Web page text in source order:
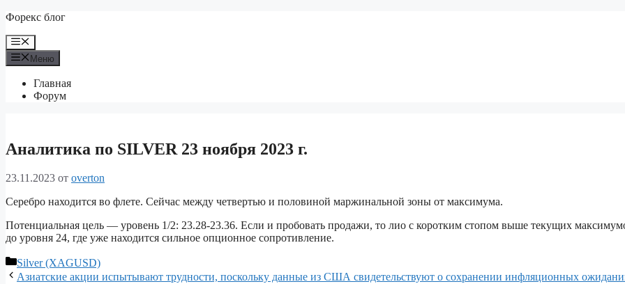
Перейти
содержимому
Форекс блог
Меню
Меню
Главная
Форум
Аналитика по SILVER 23 ноября 2023 г.
23.11.2023 от overton
Серебро находится во флете. Сейчас между четвертью и половиной маржинальной зоны от максимума.
Потенциальная цель — уровень 1/2: 23.28-23.36. Если и пробовать продажи, то лио с коротким стопом выше текущих
до уровня 24, где уже находится сильное опционное сопротивление.
Рубрики
Silver (XAGUSD)
Азиатские акции испытывают трудности, поскольку данные из США свидетельствуют о сохранении инфляционных